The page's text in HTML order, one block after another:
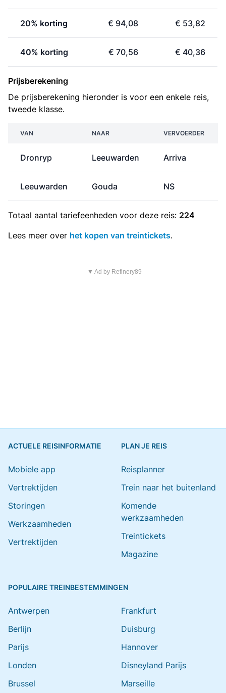
20% korting € 94,08 € 53,82
40% korting € 70,56 € 40,36
Prijsberekening
De prijsberekening hieronder is voor een enkele reis,
tweede klasse.
VAN NAAR VERVOERDER
Dronryp Leeuwarden Arriva
Leeuwarden Gouda NS
Totaal aantal tariefeenheden voor deze reis: 224
Lees meer over het kopen van treintickets.
▼ Ad by Refinery89
ACTUELE REISINFORMATIE
Mobiele app
Vertrektijden
Storingen
Werkzaamheden
Vertrektijden
PLAN JE REIS
Reisplanner
Trein naar het buitenland
Komende
werkzaamheden
Treintickets
Magazine
POPULAIRE TREINBESTEMMINGEN
Antwerpen
Berlijn
Parijs
Londen
Brussel
Frankfurt
Duisburg
Hannover
Disneyland Parijs
Marseille